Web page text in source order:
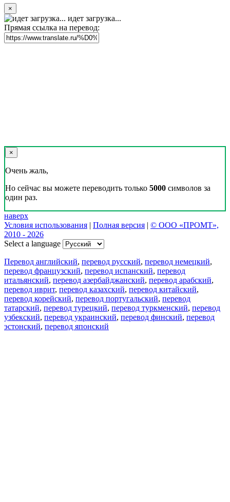
×
идет загрузка...
Прямая ссылка на перевод:
×
Очень жаль,
Но сейчас вы можете переводить только 5000 символов за
один раз.
наверх
Условия использования | Полная версия | © ООО «ПРОМТ»,
2010 - 2026
Select a language
Перевод английский, перевод русский, перевод немецкий,
перевод французский, перевод испанский, перевод
итальянский, перевод азербайджанский, перевод арабский,
перевод иврит, перевод казахский, перевод китайский,
перевод корейский, перевод португальский, перевод
татарский, перевод турецкий, перевод туркменский, перевод
узбекский, перевод украинский, перевод финский, перевод
эстонский, перевод японский